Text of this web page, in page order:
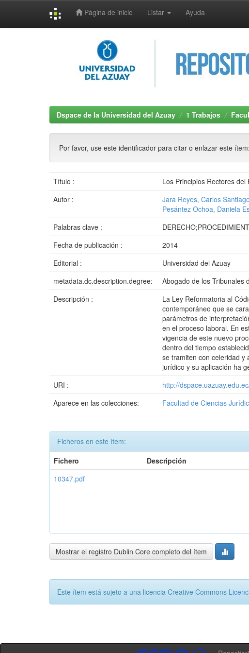
Página de inicio Listar Ayuda
Dspace de la Universidad del Azuay 1 Trabajos
Por favor, use este identificador para citar o enlazar este ítem:
Título :
Los Principios Rectores
Autor :
Jara Reyes, Carlos Santiago
Pesántez Ochoa, Daniela
Palabras clave :
Fecha de publicación :
2014
Editorial :
Universidad del Azuay
metadata.dc.description.degree:
Abogado de los Tribunales
Descripción :
La Ley Reformatoria al
contemporáneo que se
parámetros de
en el proceso laboral. En
vigencia de este nuevo
dentro del tiempo
se tramiten con celeridad y
jurídico y su aplicación ha
URI :
http://
Aparece en las colecciones:
Facultad de Ciencias
Ficheros en este ítem:
Fichero
Descripción
10347.pdf
Mostrar el registro Dublin Core completo del ítem
Este ítem está sujeto a una licencia Creative Commons